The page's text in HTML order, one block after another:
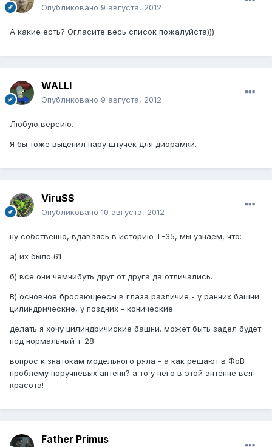
Опубликовано 9 августа, 2012
А какие есть? Огласите весь список пожалуйста)))
WALLI
Опубликовано 9 августа, 2012
Любую версию.
Я бы тоже выцепил пару штучек для диорамки.
ViruSS
Опубликовано 10 августа, 2012
ну собственно, вдаваясь в историю Т-35, мы узнаем, что:
а) их было 61
б) все они чемнибуть друг от друга да отличались.
В) основное бросающеесы в глаза различие - у ранних башни
цилиндрические, у поздних - конические.
делать я хочу цилиндричиские башни. может быть задел будет
под нормальный т-28.
вопрос к знатокам модельного ряла - а как решают в ФоВ
проблему поручневых антенн? а то у него в этой антенне вся
красота!
Father Primus